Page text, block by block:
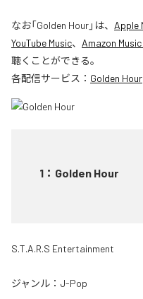
なお「Golden Hour」は、 Apple
YouTube Music、 Amazon
聴くことができる。
各配信サービス： Golden Hour
1 ： Golden Hour
S.T.A.R.S Entertainment
ジャンル： J-Pop